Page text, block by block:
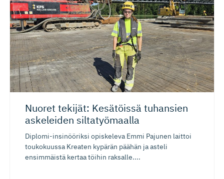
Nuoret tekijät: Kesätöissä tuhansien
askeleiden siltatyömaalla
Diplomi-insinööriksi opiskeleva Emmi Pajunen laittoi
toukokuussa Kreaten kypärän päähän ja asteli
ensimmäistä kertaa töihin raksalle....